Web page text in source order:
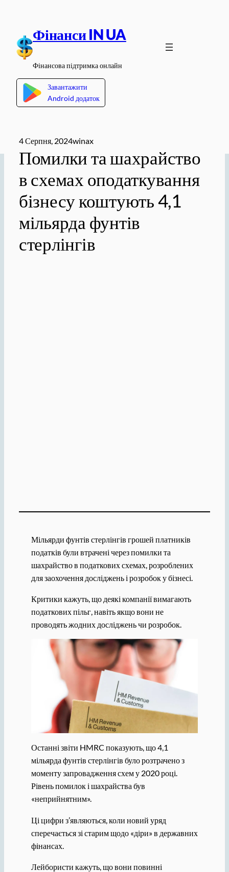
вмісту
Фінанси IN UA
Фінансова підтримка онлайн
Завантажити
Android додаток
4 Серпня, 2024winax
Помилки та шахрайство
в схемах оподаткування
бізнесу коштують 4,1
мільярда фунтів
стерлінгів
Мільярди фунтів стерлінгів грошей платників
податків були втрачені через помилки та
шахрайство в податкових схемах, розроблених
для заохочення досліджень і розробок у бізнесі.
Критики кажуть, що деякі компанії вимагають
податкових пільг, навіть якщо вони не
проводять жодних досліджень чи розробок.
Останні звіти HMRC показують, що 4,1
мільярда фунтів стерлінгів було розтрачено з
моменту запровадження схем у 2020 році.
Рівень помилок і шахрайства був
«неприйнятним».
Ці цифри з’являються, коли новий уряд
сперечається зі старим щодо «діри» в державних
фінансах.
Лейбористи кажуть, що вони повинні